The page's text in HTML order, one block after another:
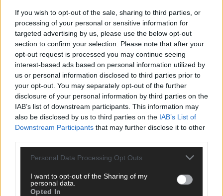
If you wish to opt-out of the sale, sharing to third parties, or
processing of your personal or sensitive information for
targeted advertising by us, please use the below opt-out
section to confirm your selection. Please note that after your
opt-out request is processed you may continue seeing
interest-based ads based on personal information utilized by
us or personal information disclosed to third parties prior to
your opt-out. You may separately opt-out of the further
disclosure of your personal information by third parties on the
IAB’s list of downstream participants. This information may
also be disclosed by us to third parties on the IAB’s List of
Downstream Participants that may further disclose it to other
Personal Data Processing Opt Outs
I want to opt-out of the Sharing of my
personal data.
Opted In
ANZEIGE